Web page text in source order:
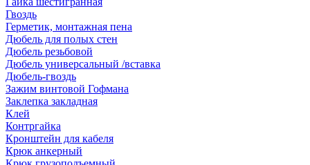
Гвоздь
Герметик, монтажная пена
Дюбель для полых стен
Дюбель резьбовой
Дюбель универсальный /вставка
Дюбель-гвоздь
Зажим винтовой Гофмана
Заклепка закладная
Клей
Контргайка
Кронштейн для кабеля
Крюк анкерный